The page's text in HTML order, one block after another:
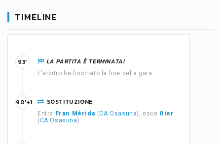
TIMELINE
LA PARTITA È TERMINATA!
L'arbitro ha fischiato la fine della gara.
93'
SOSTITUZIONE
Entra Fran Mérida (CA Osasuna), esce Oier
(CA Osasuna)
90'+1